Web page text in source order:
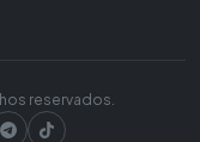
reservados.